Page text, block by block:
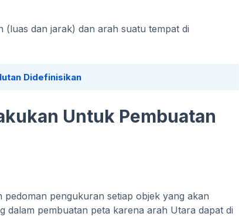
dan jarak) dan arah suatu tempat di
Didefinisikan
Untuk Pembuatan
pengukuran setiap objek yang akan
dalam pembuatan peta karena arah Utara dapat di